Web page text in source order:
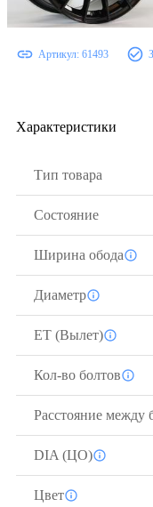
Артикул: 61493
Характеристики
Тип товара
Состояние
Ширина обода
Диаметр
ЕТ (Вылет)
Кол-во болтов
Расстояние между
DIA (ЦО)
Цвет